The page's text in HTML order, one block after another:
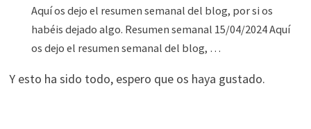
Aquí os dejo el resumen semanal del blog, por si os
habéis dejado algo. Resumen semanal 15/04/2024 Aquí
os dejo el resumen semanal del blog, …
Y esto ha sido todo, espero que os haya gustado.